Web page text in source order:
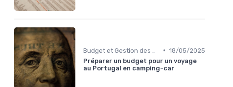
• 18/05/2025
Préparer un budget pour un voyage
au Portugal en camping-car